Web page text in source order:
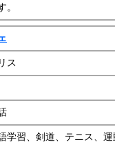
。
ス
学習、剣道、テニス、